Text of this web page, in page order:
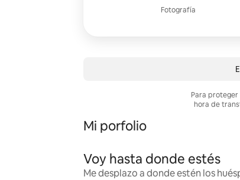
Fotografía
Para
hora de
Mi porfolio
Voy hasta donde estés
Me desplazo a donde estén los